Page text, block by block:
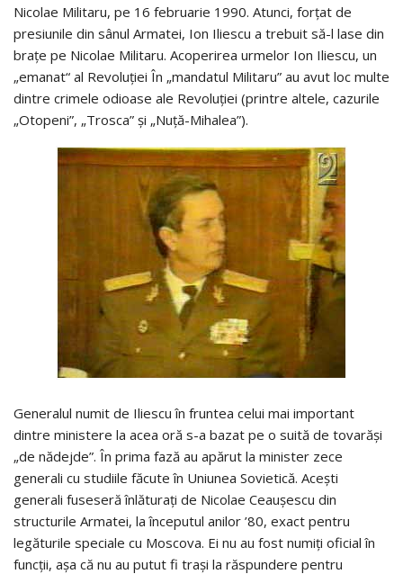
Nicolae Militaru, pe 16 februarie 1990. Atunci, forţat de
presiunile din sânul Armatei, Ion Iliescu a trebuit să-l lase din
braţe pe Nicolae Militaru. Acoperirea urmelor Ion Iliescu, un
„emanat“ al Revoluţiei În „mandatul Militaru” au avut loc multe
dintre crimele odioase ale Revoluţiei (printre altele, cazurile
„Otopeni”, „Trosca” şi „Nuţă-Mihalea”).
Generalul numit de Iliescu în fruntea celui mai important
dintre ministere la acea oră s-a bazat pe o suită de tovarăşi
„de nădejde”. În prima fază au apărut la minister zece
generali cu studiile făcute în Uniunea Sovietică. Aceşti
generali fuseseră înlăturaţi de Nicolae Ceauşescu din
structurile Armatei, la începutul anilor ’80, exact pentru
legăturile speciale cu Moscova. Ei nu au fost numiţi oficial în
funcţii, aşa că nu au putut fi traşi la răspundere pentru